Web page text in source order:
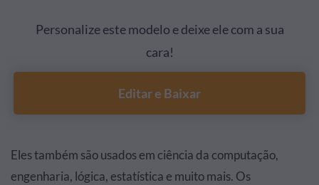
Personalize este modelo e deixe ele com a sua
cara!
Editar e Baixar
Eles também são usados em ciência da computação,
engenharia, lógica, estatística e muito mais. Os